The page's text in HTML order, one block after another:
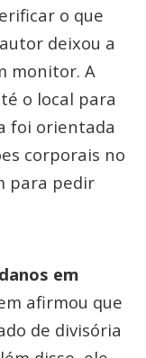
o que
deixou a
monitor. A
o local para
foi orientada
corporais no
para pedir
em
afirmou que
de divisória